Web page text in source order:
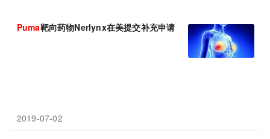
Puma靶向药物Nerlynx在美提交补充申请，三线治疗HER2阳性转
2019-07-02